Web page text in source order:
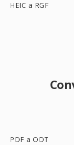
HEIC a RGF
PDF a ODT